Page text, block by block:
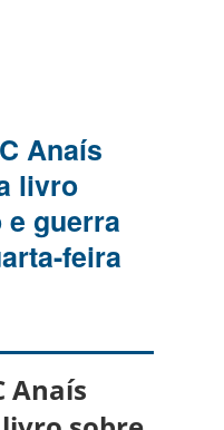
Anaís
livro
guerra
feira
Anaís